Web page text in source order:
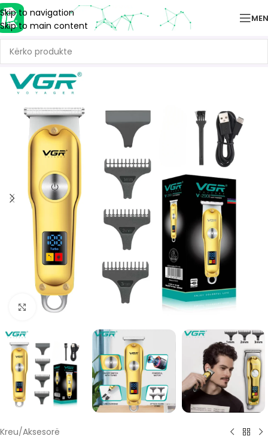
Skip to navigation
Skip to main content
Click to enlarge
Kreu/Aksesorë